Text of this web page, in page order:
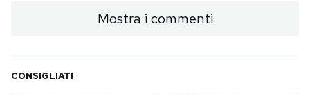
Mostra i commenti
CONSIGLIATI